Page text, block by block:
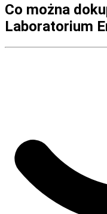
Co można
Laboratorium